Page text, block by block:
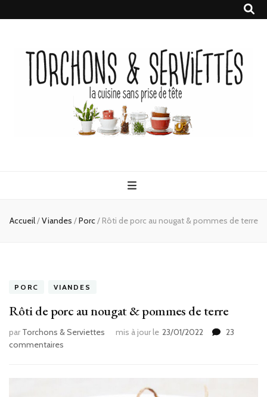
Serviettes
Accueil/Viandes /Porc/ Rôti de porc au nougat & pommes de terre
PORC VIANDES
Rôti de porc au nougat & pommes de terre
par Torchons & Serviettes mis à jour le 23/01/2022
23
commentaires